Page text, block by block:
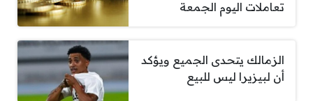
تعاملات اليوم الجمعة
الزمالك يتحدى الجميع ويؤكد
أن لبيزيرا ليس للبيع